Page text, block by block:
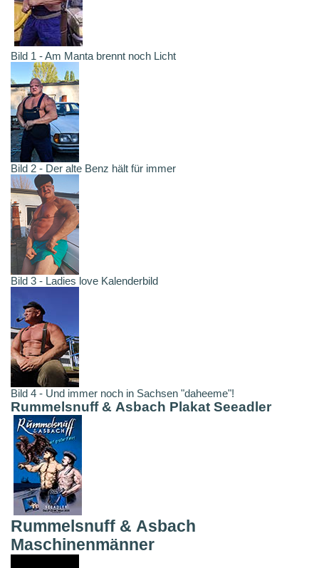
Bild 1 - Am Manta brennt noch Licht
Bild 2 - Der alte Benz hält für immer
Bild 3 - Ladies love Kalenderbild
Bild 4 - Und immer noch in Sachsen "daheeme"!
Rummelsnuff & Asbach Plakat Seeadler
Rummelsnuff & Asbach
Maschinenmänner